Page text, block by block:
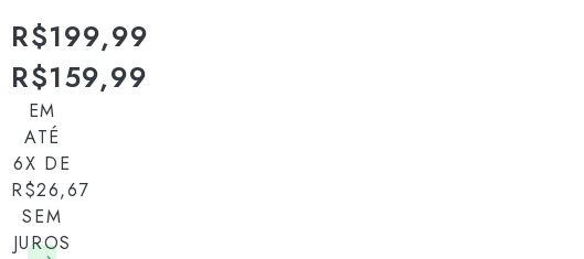
R$199,99
R$159,99
EM
ATÉ
6X DE
R$26,67
SEM
JUROS